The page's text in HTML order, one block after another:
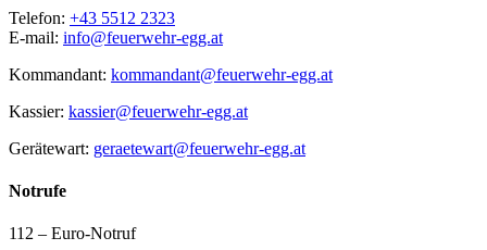
Telefon: +43 5512 2323
E-mail: info@feuerwehr-egg.at
Kommandant: kommandant@feuerwehr-egg.at
Kassier: kassier@feuerwehr-egg.at
Gerätewart: geraetewart@feuerwehr-egg.at
Notrufe
112 – Euro-Notruf